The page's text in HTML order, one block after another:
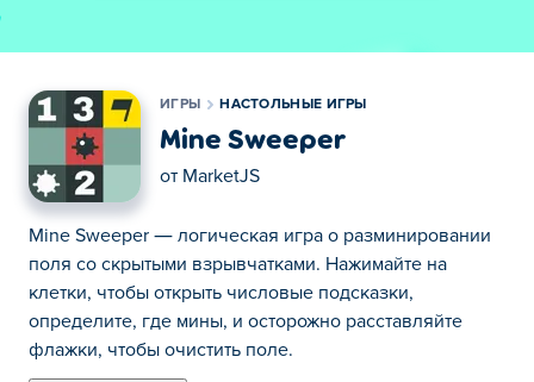
ИГРЫ НАСТОЛЬНЫЕ ИГРЫ
Mine Sweeper
от MarketJS
Mine Sweeper — логическая игра о разминировании
поля со скрытыми взрывчатками. Нажимайте на
клетки, чтобы открыть числовые подсказки,
определите, где мины, и осторожно расставляйте
флажки, чтобы очистить поле.